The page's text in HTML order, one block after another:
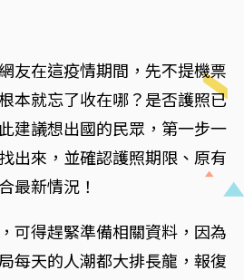
友在這疫情期間，先不提機票
本就忘了收在哪？是否護照已
建議想出國的民眾，第一步一
出來，並確認護照期限、原有
最新情況！
可得趕緊準備相關資料，因為
每天的人潮都大排長龍，報復